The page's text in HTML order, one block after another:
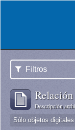
Filtros
Descripción
Sólo objetos digitales